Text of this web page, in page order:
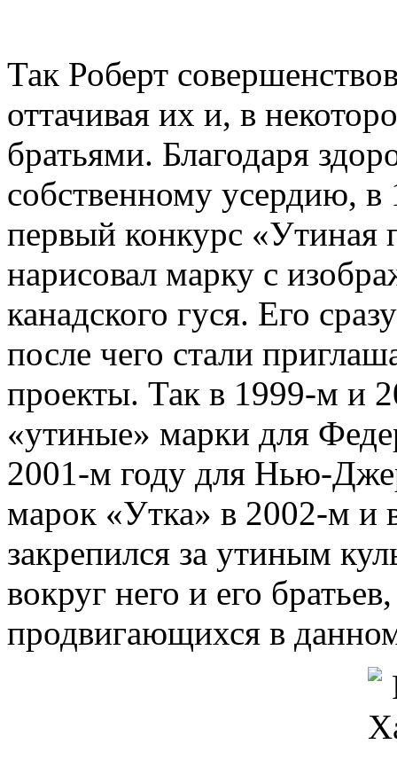
Так Роберт
оттачивая их и, в
братьями. Благодаря
собственному усердию,
первый конкурс «Утиная
нарисовал марку с
канадского гуся. Его
после чего стали
проекты. Так в 1999-м и
«утиные» марки для
2001-м году для Нью-
марок «Утка» в 2002-м и
закрепился за утиным
вокруг него и его
продвигающихся в